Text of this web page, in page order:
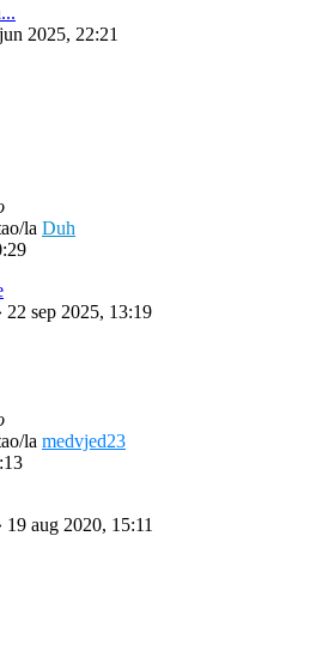
2025, 22:21
la Duh
22 sep 2025, 13:19
la medvjed23
19 aug 2020, 15:11